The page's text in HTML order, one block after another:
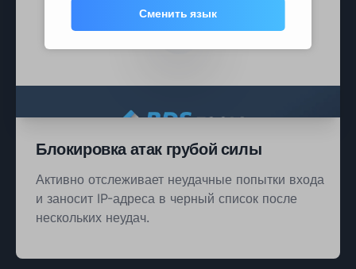
Сменить язык
Блокировка атак грубой силы
Активно отслеживает неудачные попытки входа
и заносит IP-адреса в черный список после
нескольких неудач.